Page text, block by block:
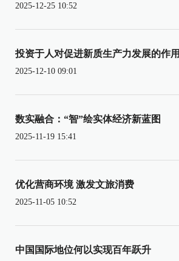
2025-12-25 10:52
投资于人对促进新质生产力发展的作用
2025-12-10 09:01
数实融合：“智”绘实体经济新蓝图
2025-11-19 15:41
优化营商环境 激发文旅消费
2025-11-05 10:52
中国国际地位何以实现百年跃升